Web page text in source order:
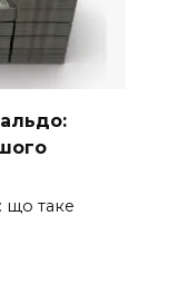
що таке